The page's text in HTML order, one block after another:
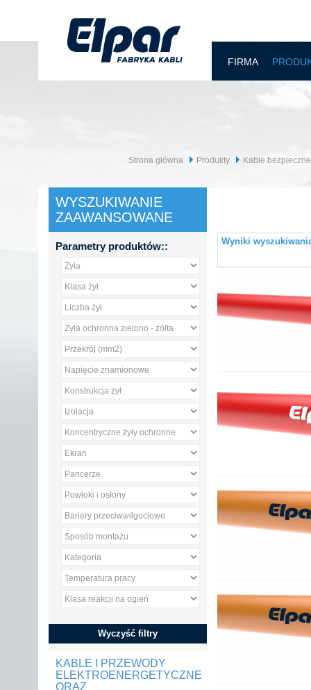
FIRMA
Strona główna Produkty Kable
WYSZUKIWANIE
ZAAWANSOWANE
Parametry produktów::
Wyczyść filtry
KABLE I PRZEWODY
ELEKTROENERGETYCZNE
ORAZ
Wyniki